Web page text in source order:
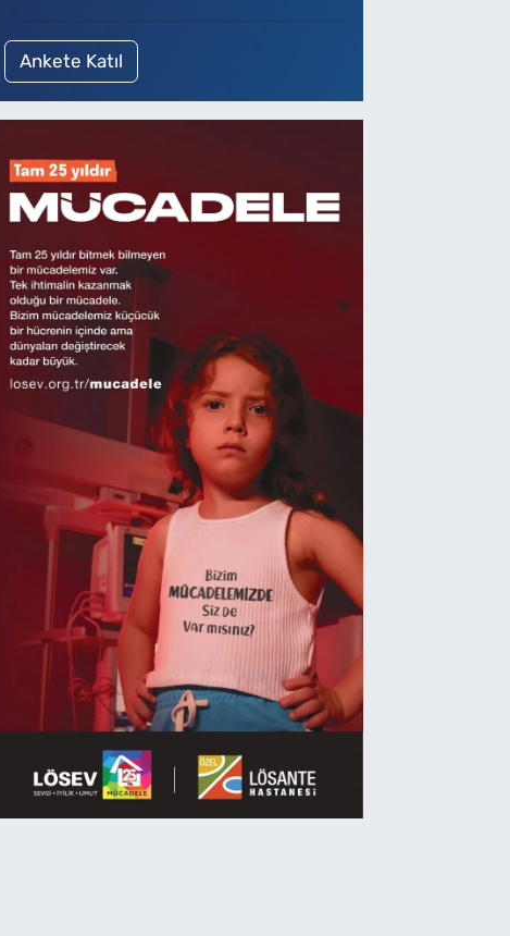
Ankete Katıl